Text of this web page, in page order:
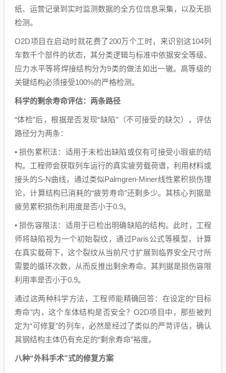
纸、运营记录到实时监测数据的全方位信息采集，以及无损
检测。
O2D项目在启动时就花费了200万个工时，来识别这104列
车数千个部件的状态，其分类逻辑与标准中依据安全等级、
应力水平等将焊接结构分为9类的做法如出一辙。高等级的
关键结构必须接受100%的严格检测。
科学的剩余寿命评估：两条路径
“体检”后，根据是否发现“缺陷”（不可接受的缺欠），评估
路径分为两条：
• 损伤累积法：适用于未检出缺陷或仅有可接受小瑕疵的结
构。工程师会获取列车运行的真实疲劳载荷谱，利用材料或
接头的S-N曲线，通过类似Palmgren-Miner线性累积损伤理
论，计算结构已消耗的“疲劳寿命”还剩多少。其核心判据是
疲劳累积损伤利用度是否小于0.9。
• 损伤容限法：适用于已检出明确缺陷的结构。此时，工程
师将缺陷视为一个初始裂纹，通过Paris公式等模型，计算
在真实载荷下，这个裂纹从当前尺寸扩展到临界安全尺寸所
需要的循环次数，从而反推出剩余寿命。其判据是损伤容限
利用率是否小于0.9。
通过这两种科学方法，工程师能精确回答：在设定的“目标
寿命”内，这个车体结构是否安全？O2D项目中，那些被判
定为“可修复”的列车，必然是经过了类似的严苛评估，确认
其钢结构主体仍有充足的“剩余寿命”裕度。
八种“外科手术”式的修复方案